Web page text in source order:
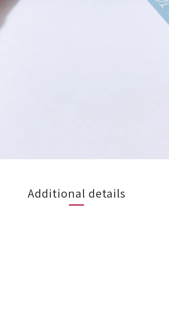
Additional details